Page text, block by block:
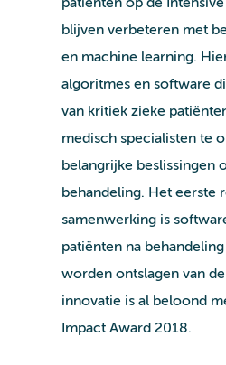
patiënten op de Intensive
blijven verbeteren met
en machine learning.
algoritmes en software
van kritiek zieke
medisch specialisten te
belangrijke beslissingen
behandeling. Het eerste
samenwerking is
patiënten na
worden ontslagen van
innovatie is al beloond
Impact Award 2018.